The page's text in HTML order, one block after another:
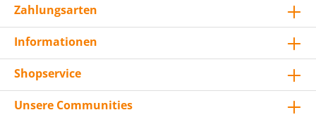
Zahlungsarten
Informationen
Shopservice
Unsere Communities